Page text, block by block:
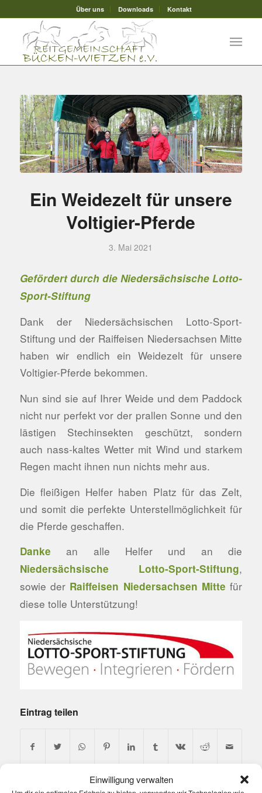
Einwilligung verwalten
Über uns Downloads Kontakt
Ein Weidezelt für unsere
Voltigier-Pferde
3. Mai 2021
Gefördert durch die Niedersächsische Lotto-
Sport-Stiftung
Dank der Niedersächsischen Lotto-Sport-
Stiftung und der Raiffeisen Niedersachsen Mitte
haben wir endlich ein Weidezelt für unsere
Voltigier-Pferde bekommen.
Nun sind sie auf Ihrer Weide und dem Paddock
nicht nur perfekt vor der prallen Sonne und den
lästigen Stechinsekten geschützt, sondern
auch nass-kaltes Wetter mit Wind und starkem
Regen macht ihnen nun nichts mehr aus.
Die fleißigen Helfer haben Platz für das Zelt,
und somit die perfekte Unterstellmöglichkeit für
die Pferde geschaffen.
Danke an alle Helfer und an die
Niedersächsische Lotto-Sport-Stiftung,
sowie der Raiffeisen Niedersachsen Mitte für
diese tolle Unterstützung!
Eintrag teilen